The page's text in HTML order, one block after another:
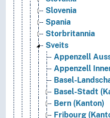
Slovenia
Spania
Storbritannia
Sveits
Appenzell
Appenzell
Basel-
Basel-Stadt
Bern (Kanton)
Fribourg